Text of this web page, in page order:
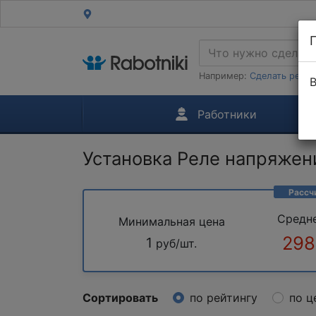
Например: Сделать
Работники
Установка Реле
Минимальная цена
1 руб/шт.
Сортировать по рейтингу по